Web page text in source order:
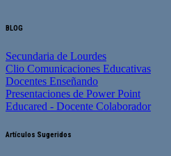
BLOG
Secundaria de Lourdes
Clio Comunicaciones Educativas
Docentes Enseñando
Presentaciones de Power Point
Educared - Docente Colaborador
Artículos Sugeridos